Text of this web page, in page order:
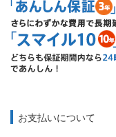
お支払いについて